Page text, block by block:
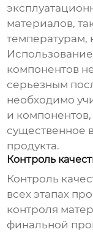
материалов,
температурам,
компонентов
серьезным
необходимо
и
существенное
продукта.
Контроль
Контроль
всех этапах
контроля
финальной